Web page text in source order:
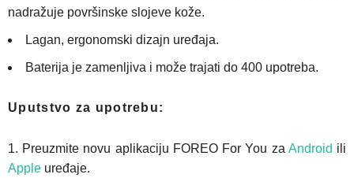
nadražuje površinske slojeve kože.
Lagan, ergonomski dizajn uređaja.
Baterija je zamenljiva i može trajati do 400 upotreba.
Uputstvo za upotrebu:
Preuzmite novu aplikaciju FOREO For You za Android ili
Apple uređaje.